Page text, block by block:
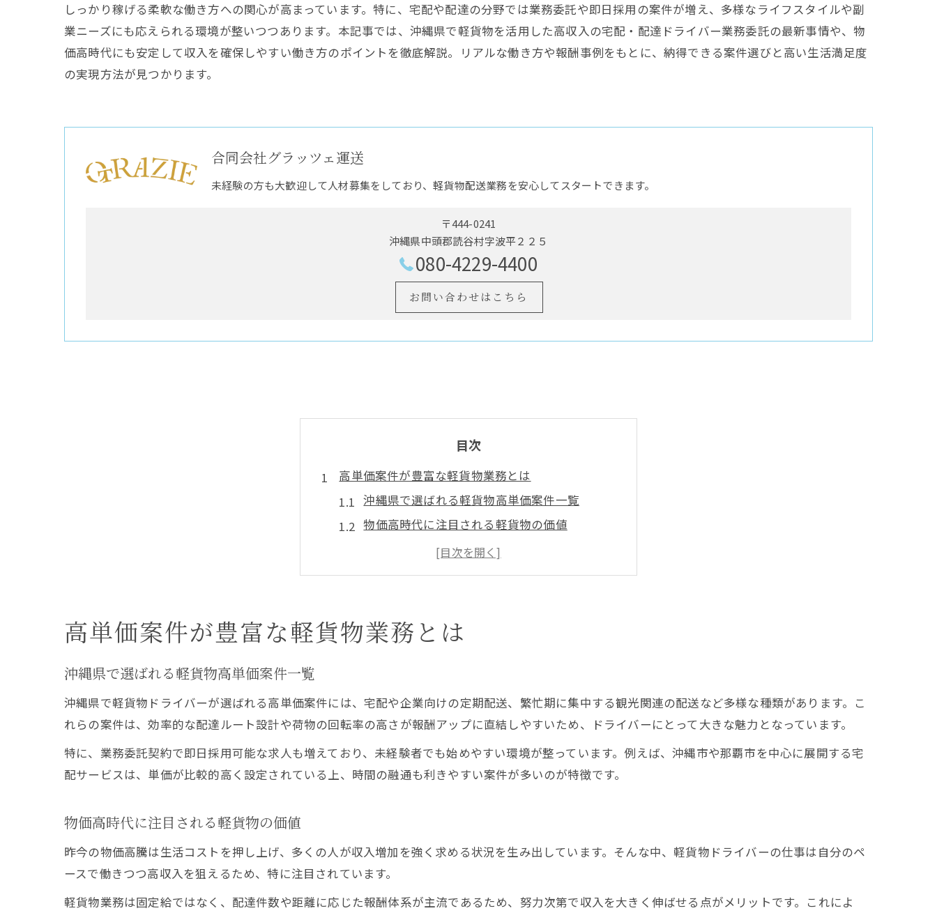
しっかり稼げる柔軟な働き方への関心が高まっています。特に、宅配や配達の分野では業務委託や即日採用の案件が増え、多様なライフスタイルや副
業ニーズにも応えられる環境が整いつつあります。本記事では、沖縄県で軽貨物を活用した高収入の宅配・配達ドライバー業務委託の最新事情や、物
価高時代にも安定して収入を確保しやすい働き方のポイントを徹底解説。リアルな働き方や報酬事例をもとに、納得できる案件選びと高い生活満足度
の実現方法が見つかります。
合同会社グラッツェ運送
未経験の方も大歓迎して人材募集をしており、軽貨物配送業務を安心してスタートできます。
〒444-0241
沖縄県中頭郡読谷村字波平２２５
080-4229-4400
お問い合わせはこちら
目次
高単価案件が豊富な軽貨物業務とは
沖縄県で選ばれる軽貨物高単価案件一覧
物価高時代に注目される軽貨物の価値
高収入を実現する軽貨物業務の特徴
軽貨物で安定収入を得るためのポイント
沖縄県で注目される軽貨物ドライバーの働き方
沖縄県内で人気の軽貨物働き方比較表
自分らしい働き方を叶える軽貨物ドライバー
フリーランス軽貨物の自由度を徹底解説
ライフスタイル重視なら軽貨物が最適
物価高時代に強い軽貨物配達の魅力を解説
生活防衛に役立つ軽貨物の働き方
高単価案件が豊富な軽貨物業務とは
沖縄県で選ばれる軽貨物高単価案件一覧
沖縄県で軽貨物ドライバーが選ばれる高単価案件には、宅配や企業向けの定期配送、繁忙期に集中する観光関連の配送など多様な種類があります。こ
れらの案件は、効率的な配達ルート設計や荷物の回転率の高さが報酬アップに直結しやすいため、ドライバーにとって大きな魅力となっています。
特に、業務委託契約で即日採用可能な求人も増えており、未経験者でも始めやすい環境が整っています。例えば、沖縄市や那覇市を中心に展開する宅
配サービスは、単価が比較的高く設定されている上、時間の融通も利きやすい案件が多いのが特徴です。
物価高時代に注目される軽貨物の価値
昨今の物価高騰は生活コストを押し上げ、多くの人が収入増加を強く求める状況を生み出しています。そんな中、軽貨物ドライバーの仕事は自分のペ
ースで働きつつ高収入を狙えるため、特に注目されています。
軽貨物業務は固定給ではなく、配達件数や距離に応じた報酬体系が主流であるため、努力次第で収入を大きく伸ばせる点がメリットです。これによ